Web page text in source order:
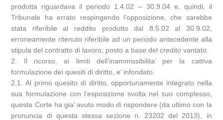
prodotta riguardava il periodo 1.4.02 – 30.9.04 e, quindi, il
Tribunale ha errato respingendo l’opposizione, che sarebbe
stata riferibile al reddito prodotto dal 8.5.02 al 30.9.02,
erroneamente ritenuto riferibile ad un periodo antecedente alla
stipula del contratto di lavoro, posto a base del credito vantato.
2. Il ricorso, ai limiti dell’inammissibilita’ per la cattiva
formulazione dei quesiti di diritto, e’ infondato.
2.1. Al primo quesito di diritto, opportunamente integrato nella
sua formulazione con l’esposizione svolta nel suo complesso,
questa Corte ha gia’ avuto modo di rispondere (da ultimo con la
pronuncia di questa stessa sezione n. 23202 del 2013), in